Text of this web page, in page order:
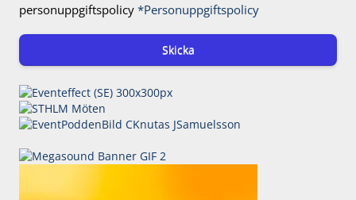
personuppgiftspolicy *Personuppgiftspolicy
Skicka